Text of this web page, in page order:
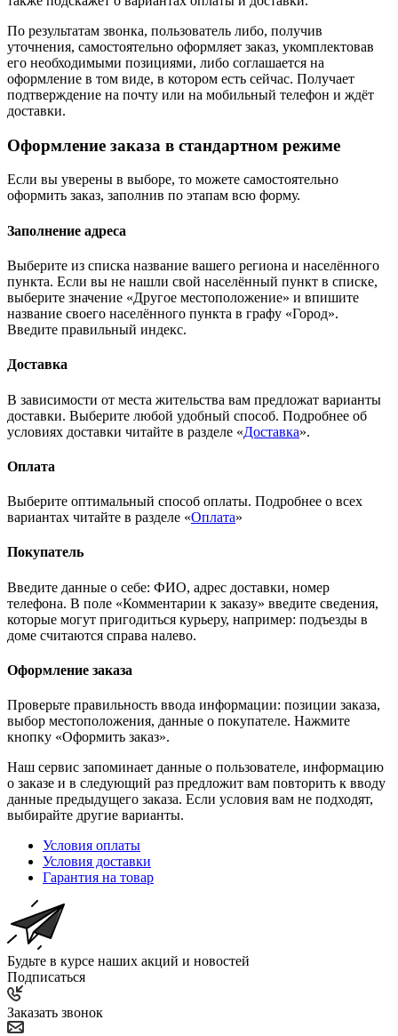
По результатам звонка, пользователь либо, получив
уточнения, самостоятельно оформляет заказ, укомплектовав
его необходимыми позициями, либо соглашается на
оформление в том виде, в котором есть сейчас. Получает
подтверждение на почту или на мобильный телефон и ждёт
доставки.
Оформление заказа в стандартном режиме
Если вы уверены в выборе, то можете самостоятельно
оформить заказ, заполнив по этапам всю форму.
Заполнение адреса
Выберите из списка название вашего региона и населённого
пункта. Если вы не нашли свой населённый пункт в списке,
выберите значение «Другое местоположение» и впишите
название своего населённого пункта в графу «Город».
Введите правильный индекс.
Доставка
В зависимости от места жительства вам предложат варианты
доставки. Выберите любой удобный способ. Подробнее об
условиях доставки читайте в разделе «Доставка».
Оплата
Выберите оптимальный способ оплаты. Подробнее о всех
вариантах читайте в разделе «Оплата»
Покупатель
Введите данные о себе: ФИО, адрес доставки, номер
телефона. В поле «Комментарии к заказу» введите сведения,
которые могут пригодиться курьеру, например: подъезды в
доме считаются справа налево.
Оформление заказа
Проверьте правильность ввода информации: позиции заказа,
выбор местоположения, данные о покупателе. Нажмите
кнопку «Оформить заказ».
Наш сервис запоминает данные о пользователе, информацию
о заказе и в следующий раз предложит вам повторить к вводу
данные предыдущего заказа. Если условия вам не подходят,
выбирайте другие варианты.
Условия оплаты
Условия доставки
Гарантия на товар
Будьте в курсе наших акций и новостей
Подписаться
Заказать звонок